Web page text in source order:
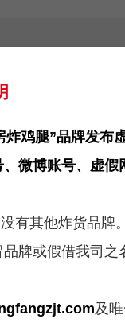
鸡腿”品牌发布
微博账号、虚假
有其他炸货品牌
牌或假借我司之
及
大理由
决方案！